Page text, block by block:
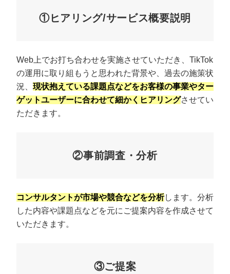
①ヒアリング/サービス概要説明
Web上でお打ち合わせを実施させていただき、TikTok
の運用に取り組もうと思われた背景や、過去の施策状
況、 現状抱えている課題点などをお客様の事業やター
ゲットユーザーに合わせて細かくヒアリングさせてい
ただきます。
②事前調査・分析
コンサルタントが市場や競合などを分析します。分析
した内容や課題点などを元にご提案内容を作成させて
いただきます。
③ご提案